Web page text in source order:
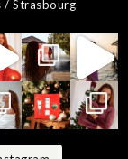
/ Strasbourg